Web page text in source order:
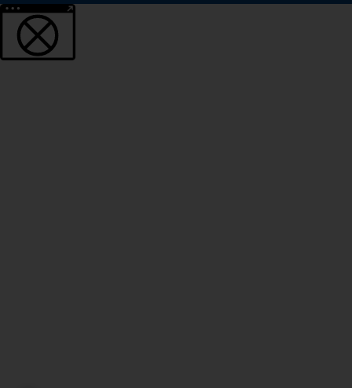
Weitere Informationen über den gesperrten Inhalt.